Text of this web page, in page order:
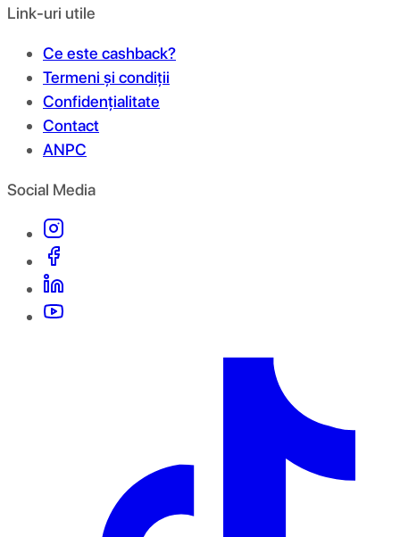
Link-uri utile
Ce este cashback?
Termeni și condiții
Confidențialitate
Contact
ANPC
Social Media